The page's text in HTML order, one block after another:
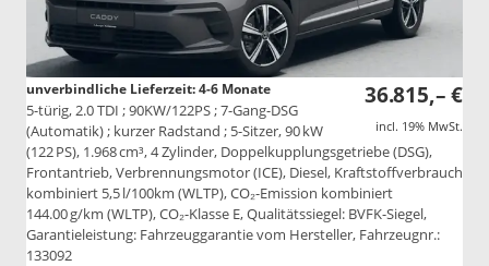
36.815,– €
incl. 19% MwSt.
unverbindliche Lieferzeit: 4-6 Monate
5-türig, 2.0 TDI ; 90KW/122PS ; 7-Gang-DSG
(Automatik) ; kurzer Radstand ; 5-Sitzer, 90 kW
(122 PS), 1.968 cm³, 4 Zylinder, Doppelkupplungsgetriebe (DSG),
Frontantrieb, Verbrennungsmotor (ICE), Diesel, Kraftstoffverbrauch
kombiniert 5,5 l/100km (WLTP), CO₂-Emission kombiniert
144.00 g/km (WLTP), CO₂-Klasse E, Qualitätssiegel: BVFK-Siegel,
Garantieleistung: Fahrzeuggarantie vom Hersteller, Fahrzeugnr.:
133092